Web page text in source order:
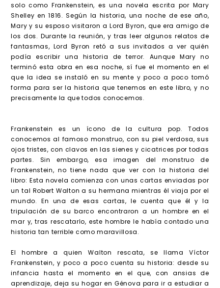
solo como Frankenstein, es una novela escrita por Mary
Shelley en 1816. Según la historia, una noche de ese año,
Mary y su esposo visitaron a Lord Byron, que era amigo de
los dos. Durante la reunión, y tras leer algunos relatos de
fantasmas, Lord Byron retó a sus invitados a ver quién
podía escribir una historia de terror. Aunque Mary no
terminó esta obra en esa noche, sí fue el momento en el
que la idea se instaló en su mente y poco a poco tomó
forma para ser la historia que tenemos en este libro, y no
precisamente la que todos conocemos.
Frankenstein es un ícono de la cultura pop. Todos
conocemos al famoso monstruo, con su piel verdosa, sus
ojos tristes, con clavos en las sienes y cicatrices por todas
partes. Sin embargo, esa imagen del monstruo de
Frankenstein, no tiene nada que ver con la historia del
libro: Esta novela comienza con unas cartas enviadas por
un tal Robert Walton a su hermana mientras él viaja por el
mundo. En una de esas cartas, le cuenta que él y la
tripulación de su barco encontraron a un hombre en el
mar y, tras rescatarlo, este hombre le había contado una
historia tan terrible como maravillosa.
El hombre a quien Walton rescata, se llama Víctor
Frankenstein, y poco a poco cuenta su historia: desde su
infancia hasta el momento en el que, con ansias de
aprendizaje, deja su hogar en Génova para ir a estudiar a